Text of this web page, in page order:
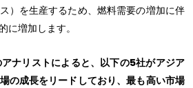
）を生産するため、燃料需要の増加に伴
に増加します。
リストによると、以下の5社がアジア
の成長をリードしており、最も高い市場